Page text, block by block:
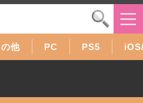
他 PC PS5